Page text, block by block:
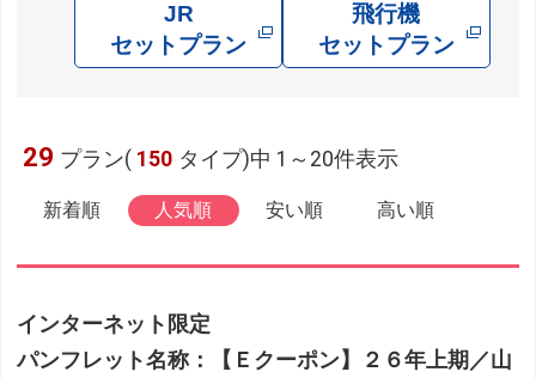
JR
セットプラン
飛行機
セットプラン
29 プラン( 150 タイプ)中 1～20件表示
新着順 人気順 安い順 高い順
インターネット限定
パンフレット名称：【Ｅクーポン】２６年上期／山